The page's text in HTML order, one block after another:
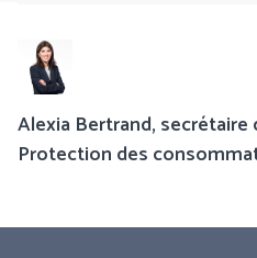
Alexia Bertrand, secrétaire
Protection des